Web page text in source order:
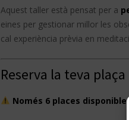
Aquest taller està pensat per a
eines per gestionar millor les
cal experiència prèvia en
Reserva la teva plaça
Només 6 places disponibles!